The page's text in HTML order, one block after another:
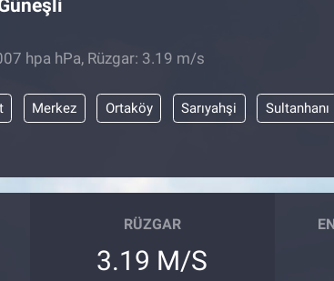
hpa hPa, Rüzgar: 3.19 m/s
Merkez Ortaköy Sarıyahşi Sultanhanı
RÜZGAR
3.19 M/S